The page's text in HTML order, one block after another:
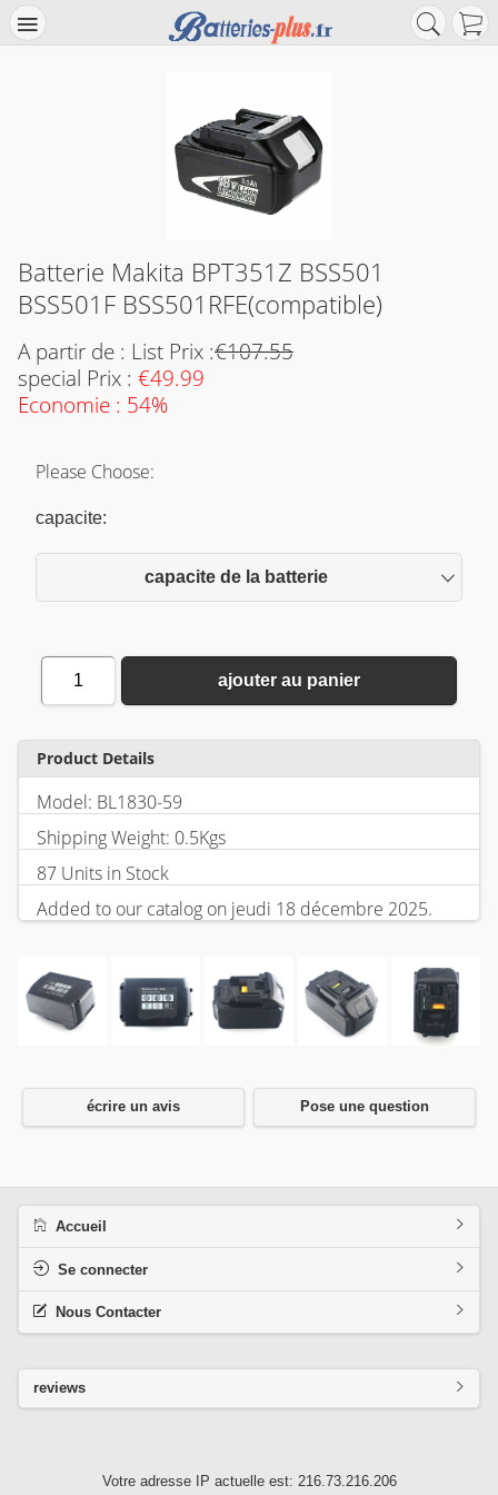
Batterie Makita BPT351Z BSS501
BSS501F BSS501RFE(compatible)
A partir de : List Prix :€107.55
special Prix : €49.99
Economie : 54%
Please Choose:
capacite:
capacite de la batterie
1 ajouter au panier
Product Details
Model: BL1830-59
Shipping Weight: 0.5Kgs
87 Units in Stock
Added to our catalog on jeudi 18 décembre 2025.
écrire un avis Pose une question
Accueil
Se connecter
Nous Contacter
reviews
Votre adresse IP actuelle est: 216.73.216.206